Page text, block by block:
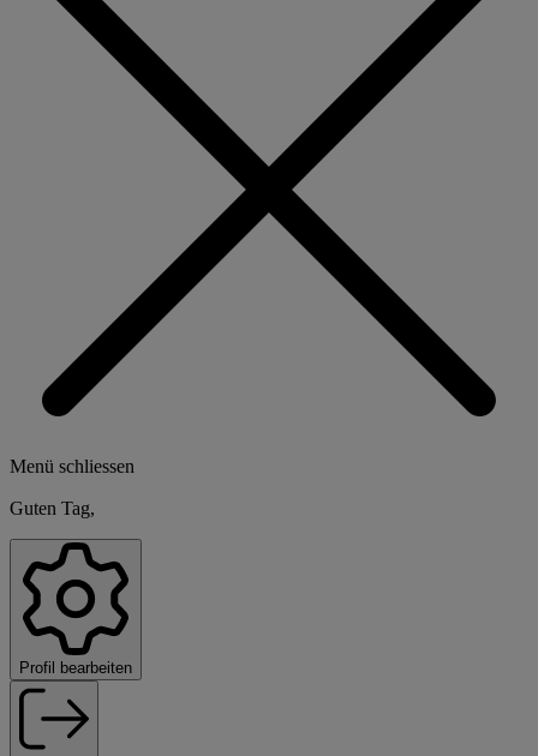
Menü schliessen
Guten Tag,
Profil bearbeiten